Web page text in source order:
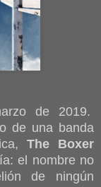
de 2019.
de una banda
The Boxer
el nombre no
de ningún